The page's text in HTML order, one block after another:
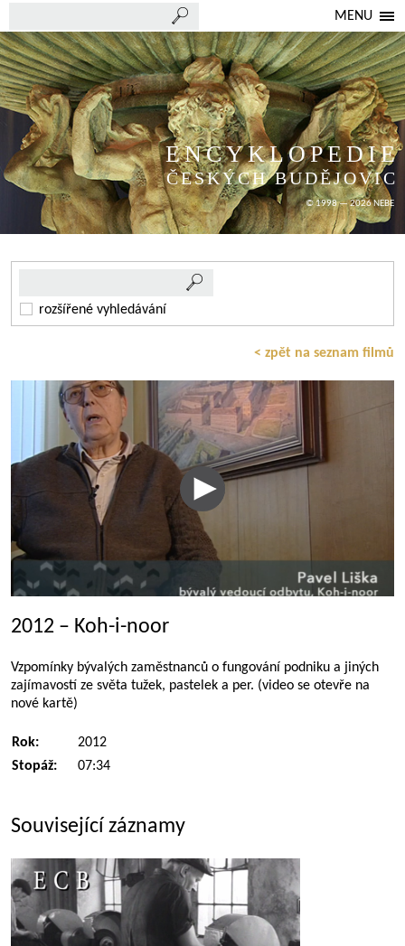
MENU
ENCYKLOPEDIE
ČESKÝCH BUDĚJOVIC
© 1998 — 2026 NEBE
rozšířené vyhledávání
< zpět na seznam filmů
2012 – Koh-i-noor
Vzpomínky bývalých zaměstnanců o fungování podniku a jiných
zajímavostí ze světa tužek, pastelek a per. (video se otevře na
nové kartě)
Rok:
2012
Stopáž:
07:34
Související záznamy